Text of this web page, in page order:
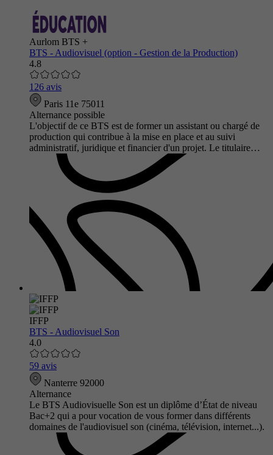
Aurlom BTS +
BTS - Audiovisuel (option - Gestion de la Production)
4.8
126 avis
Paris 11e 75011
Alternance possible
L'objectif de ce BTS est de former un assistant ou chargé de
production qui contribue à la mise en place et au suivi
administratif, juridique et financier d'un projet. Le titulaire…
IFFP
BTS - Audiovisuel Son
4.0
59 avis
Nanterre 92000
Alternance
Le BTS Audiovisuelle Son est un diplôme d’État de niveau
Bac+2 qui a pour vocation de vous former dans différents
domaines de l'audiovisuel son (cinéma, télévision, internet...).